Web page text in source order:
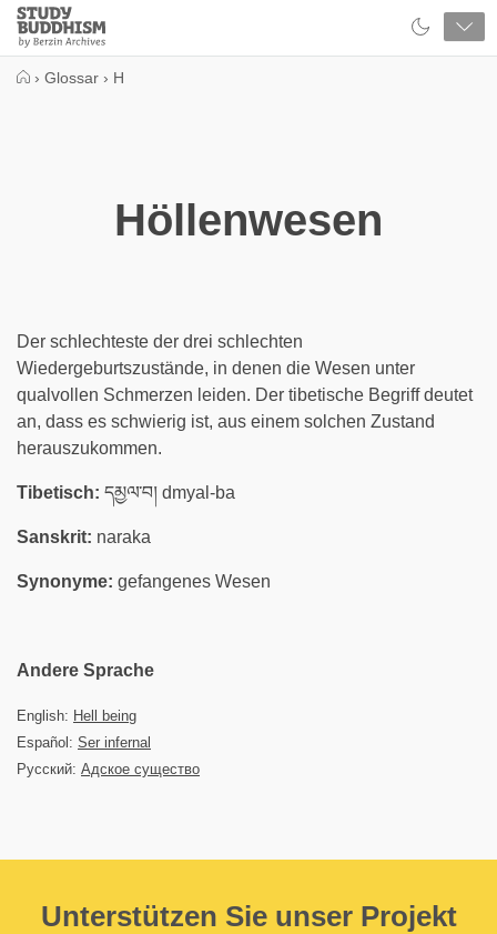
Close
Study
Buddhism
› Glossar › H
Höllenwesen
Der schlechteste der drei schlechten
Wiedergeburtszustände, in denen die Wesen unter
qualvollen Schmerzen leiden. Der tibetische Begriff deutet
an, dass es schwierig ist, aus einem solchen Zustand
herauszukommen.
Tibetisch: དམྱལ་བ། dmyal-ba
Sanskrit: naraka
Synonyme: gefangenes Wesen
Andere Sprache
English: Hell being
Español: Ser infernal
Русский: Адское существо
Unterstützen Sie unser Projekt